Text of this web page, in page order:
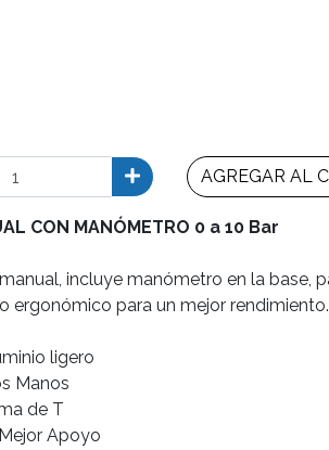
AGREGAR AL
CON MANÓMETRO 0 a 10 Bar
incluye manómetro en la base,
ergonómico para un mejor rendimiento.
ligero
Manos
de T
Apoyo